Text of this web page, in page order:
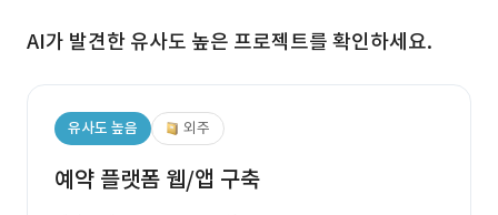
AI가 발견한 유사도 높은 프로젝트를 확인하세요.
유사도 높음 외주
예약 플랫폼 웹/앱 구축